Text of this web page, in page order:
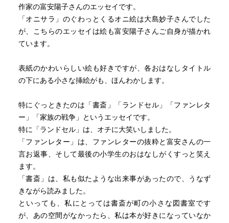
高い教養を積んだ方が威厳をもって高尚なお話をするので
富安さん、たくさんの素敵なお話をありがとう。
作家の富安陽子さんのエッセイです。
「オニサラ」のぐわっとくるオニ絵は大島妙子さんでした
が、こちらのエッセイは絵も富安陽子さんご自身が描かれ
ています。
表紙のかわいらしい絵も好きですが、各おはなしタイトル
の下にある小さな挿絵がも、ほんわかします。
特にぐっときたのは「書斎」「ランドセル」「ファンレタ
ー」「家族の戦争」というエッセイです。
特に「ランドセル」は、オチに大笑いしました。
「ファンレター」は、ファンレターの抜粋と富安さんの一
言お返事、そして最後の小学生のおはなしがくすっと笑え
ます。
「書斎」は、私も似たような出来事があったので、うなず
きながら読みました。
といっても、私にとっては書斎が町の小さな図書室です
が、あの空間がなかったら、私は本が好きになっていなか